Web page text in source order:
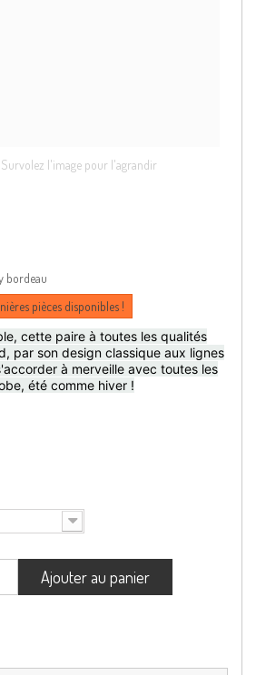
Survolez l'image pour l'agrandir
bordeau
pièces disponibles !
cette paire à toutes les qualités
par son design classique aux lignes
à merveille avec toutes les
été comme hiver !
Ajouter au panier